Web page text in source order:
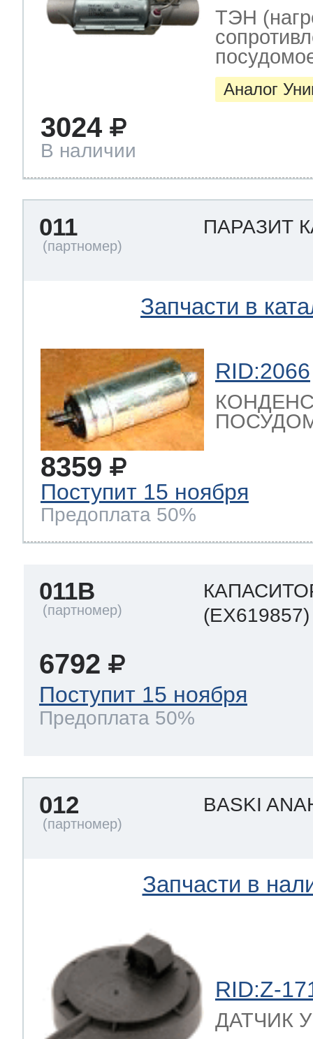
ТЭН
Аналог
3024
В наличии
011 ПАРАЗИТ
Запчасти в
RID:2066
8359
Поступит 15 ноября
Предоплата 50%
011B
(EX619857)
6792
Поступит 15 ноября
Предоплата 50%
012 BASKI
Запчасти в
RID:Z-
ДАТЧИК